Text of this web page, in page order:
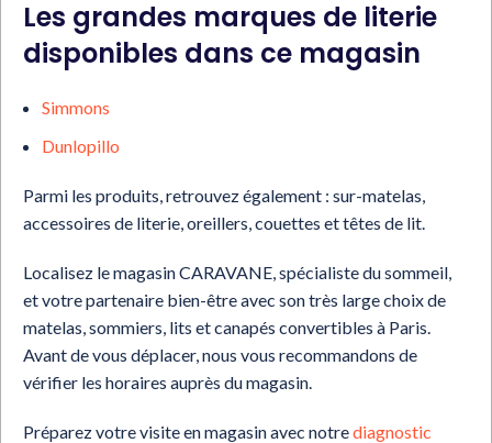
Les grandes marques de literie
disponibles dans ce magasin
Simmons
Dunlopillo
Parmi les produits, retrouvez également : sur-matelas,
accessoires de literie, oreillers, couettes et têtes de lit.
Localisez le magasin CARAVANE, spécialiste du sommeil,
et votre partenaire bien-être avec son très large choix de
matelas, sommiers, lits et canapés convertibles à Paris.
Avant de vous déplacer, nous vous recommandons de
vérifier les horaires auprès du magasin.
Préparez votre visite en magasin avec notrediagnostic